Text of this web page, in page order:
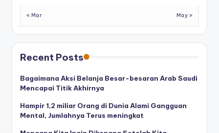
« Mar May »
Recent Posts
Bagaimana Aksi Belanja Besar-besaran Arab Saudi
Mencapai Titik Akhirnya
Hampir 1,2 miliar Orang di Dunia Alami Gangguan
Mental, Jumlahnya Terus meningkat